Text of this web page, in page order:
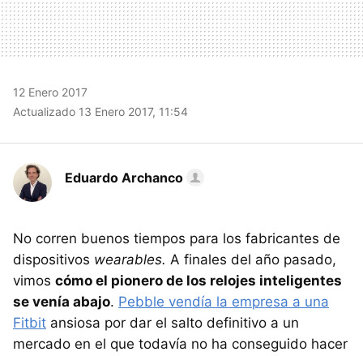
12 Enero 2017
Actualizado 13 Enero 2017, 11:54
Eduardo Archanco
No corren buenos tiempos para los fabricantes de
dispositivos wearables. A finales del año pasado,
vimos cómo el pionero de los relojes inteligentes
se venía abajo. Pebble vendía la empresa a una
Fitbit ansiosa por dar el salto definitivo a un
mercado en el que todavía no ha conseguido hacer